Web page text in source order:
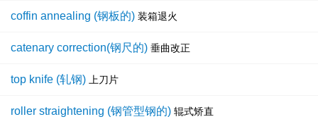
coffin annealing (钢板的) 装箱退火
catenary correction(钢尺的) 垂曲改正
top knife (轧钢) 上刀片
roller straightening (钢管型钢的) 辊式矫直